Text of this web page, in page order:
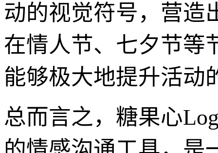
动的视觉符号，营造
在情人节、七夕节等
能够极大地提升活动
总而言之，糖果心